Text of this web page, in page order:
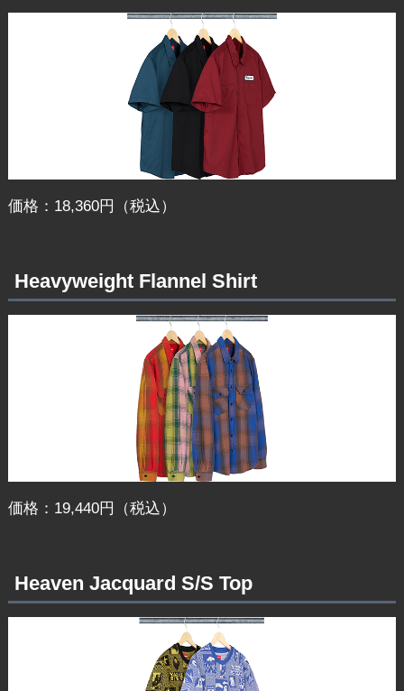
価格：18,360円（税込）
Heavyweight Flannel Shirt
価格：19,440円（税込）
Heaven Jacquard S/S Top